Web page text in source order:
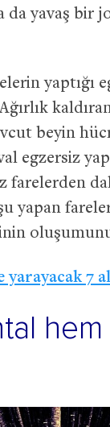
da yavaş
yaptığı
beyin
egzersiz
farelerden
yapan
7